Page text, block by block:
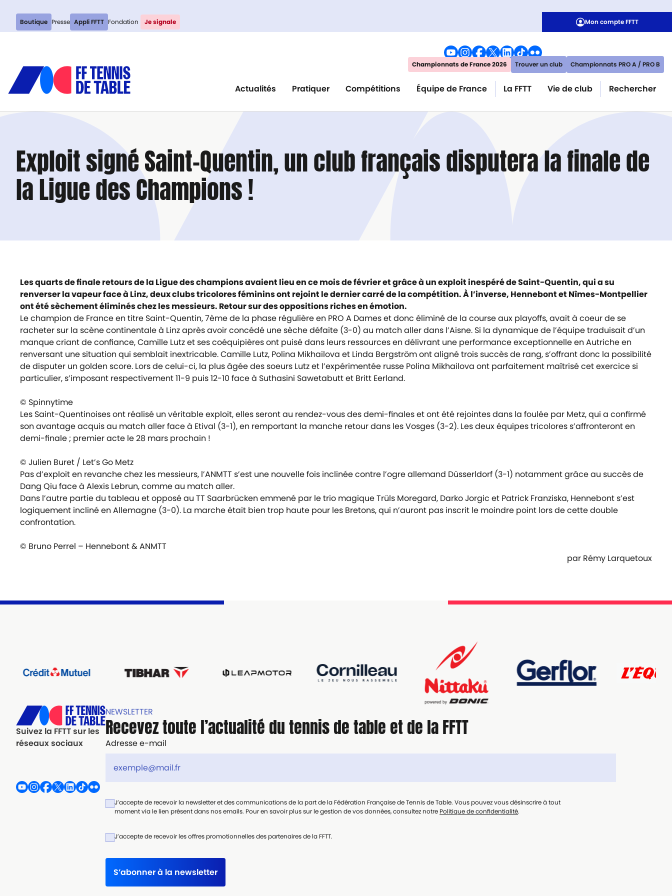
Boutique Presse Appli FFTT Fondation Je signale Mon compte FFTT
Championnats de France 2026 Trouver un club Championnats PRO A / PRO B
Actualités Pratiquer Compétitions Équipe de France La FFTT Vie de club Rechercher
Exploit signé Saint-Quentin, un club français disputera la finale de
la Ligue des Champions !
Les quarts de finale retours de la Ligue des champions avaient lieu en ce mois de février et grâce à un exploit inespéré de Saint-Quentin, qui a su
renverser la vapeur face à Linz, deux clubs tricolores féminins ont rejoint le dernier carré de la compétition. À l’inverse, Hennebont et Nîmes-Montpellier
ont été sèchement éliminés chez les messieurs. Retour sur des oppositions riches en émotion.
Le champion de France en titre Saint-Quentin, 7ème de la phase régulière en PRO A Dames et donc éliminé de la course aux playoffs, avait à coeur de se
racheter sur la scène continentale à Linz après avoir concédé une sèche défaite (3-0) au match aller dans l’Aisne. Si la dynamique de l’équipe traduisait d’un
manque criant de confiance, Camille Lutz et ses coéquipières ont puisé dans leurs ressources en délivrant une performance exceptionnelle en Autriche en
renversant une situation qui semblait inextricable. Camille Lutz, Polina Mikhailova et Linda Bergström ont aligné trois succès de rang, s’offrant donc la possibilité
de disputer un golden score. Lors de celui-ci, la plus âgée des soeurs Lutz et l’expérimentée russe Polina Mikhailova ont parfaitement maîtrisé cet exercice si
particulier, s’imposant respectivement 11-9 puis 12-10 face à Suthasini Sawetabutt et Britt Eerland.
© Spinnytime
Les Saint-Quentinoises ont réalisé un véritable exploit, elles seront au rendez-vous des demi-finales et ont été rejointes dans la foulée par Metz, qui a confirmé
son avantage acquis au match aller face à Etival (3-1), en remportant la manche retour dans les Vosges (3-2). Les deux équipes tricolores s’affronteront en
demi-finale ; premier acte le 28 mars prochain !
© Julien Buret / Let’s Go Metz
Pas d’exploit en revanche chez les messieurs, l’ANMTT s’est une nouvelle fois inclinée contre l’ogre allemand Düsserldorf (3-1) notamment grâce au succès de
Dang Qiu face à Alexis Lebrun, comme au match aller.
Dans l’autre partie du tableau et opposé au TT Saarbrücken emmené par le trio magique Trüls Moregard, Darko Jorgic et Patrick Franziska, Hennebont s’est
logiquement incliné en Allemagne (3-0). La marche était bien trop haute pour les Bretons, qui n’auront pas inscrit le moindre point lors de cette double
confrontation.
© Bruno Perrel – Hennebont & ANMTT
par Rémy Larquetoux
Suivez la FFTT sur les
réseaux sociaux
NEWSLETTER
Recevez toute l’actualité du tennis de table et de la FFTT
Adresse e-mail
J’accepte de recevoir la newsletter et des communications de la part de la Fédération Française de Tennis de Table. Vous pouvez vous désinscrire à tout
moment via le lien présent dans nos emails. Pour en savoir plus sur le gestion de vos données, consultez notre Politique de confidentialité.
J’accepte de recevoir les offres promotionnelles des partenaires de la FFTT.
S’abonner à la newsletter